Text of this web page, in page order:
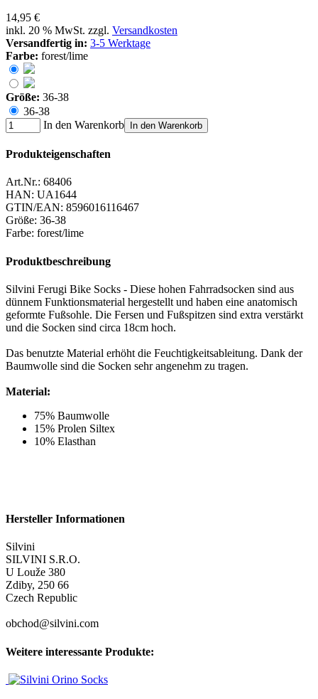
14,95 €
inkl. 20 % MwSt. zzgl. Versandkosten
Versandfertig in: 3-5 Werktage
Farbe: forest/lime
Größe: 36-38
36-38
In den Warenkorb
In den Warenkorb
Produkteigenschaften
Art.Nr.: 68406
HAN: UA1644
GTIN/EAN: 8596016116467
Größe: 36-38
Farbe: forest/lime
Produktbeschreibung
Silvini Ferugi Bike Socks - Diese hohen Fahrradsocken sind aus
dünnem Funktionsmaterial hergestellt und haben eine anatomisch
geformte Fußsohle. Die Fersen und Fußspitzen sind extra verstärkt
und die Socken sind circa 18cm hoch.
Das benutzte Material erhöht die Feuchtigkeitsableitung. Dank der
Baumwolle sind die Socken sehr angenehm zu tragen.
Material:
75% Baumwolle
15% Prolen Siltex
10% Elasthan
Hersteller Informationen
Silvini
SILVINI S.R.O.
U Louže 380
Zdiby, 250 66
Czech Republic
obchod@silvini.com
Weitere interessante Produkte: